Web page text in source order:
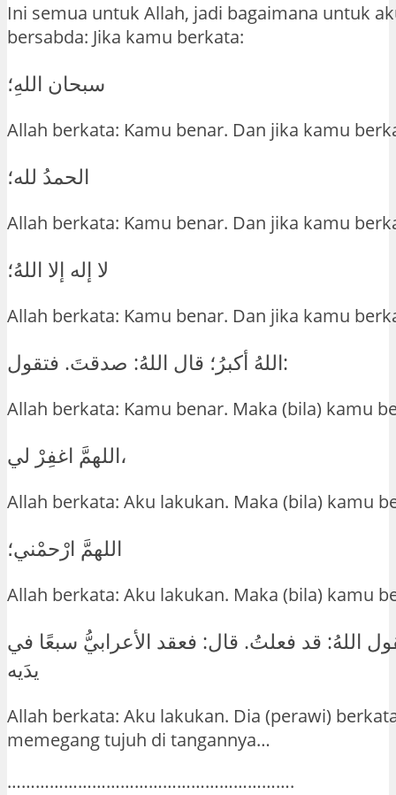
Ini semua untuk Allah, jadi bagaimana untuk
bersabda: Jika kamu berkata:
سبحان اللهِ؛
Allah berkata: Kamu benar. Dan jika kamu
الحمدُ لله؛
Allah berkata: Kamu benar. Dan jika kamu
لا إله إلا اللهُ؛
Allah berkata: Kamu benar. Dan jika kamu
اللهُ أكبرُ؛ قال اللهُ: صدقتَ. فتقول:
Allah berkata: Kamu benar. Maka (bila) kamu
اللهمَّ اغفِرْ لي،
Allah berkata: Aku lakukan. Maka (bila) kamu
اللهمَّ ارْحمْني؛
Allah berkata: Aku lakukan. Maka (bila) kamu
اللهُ: قد فعلتُ. قال: فعقد الأعرابيُّ سبعًا في
يدَيه
Allah berkata: Aku lakukan. Dia (perawi)
memegang tujuh di tangannya…
…………………………………………………….